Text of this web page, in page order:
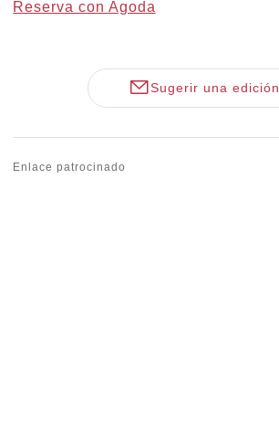
Reserva con Agoda
Sugerir una edición
Enlace patrocinado